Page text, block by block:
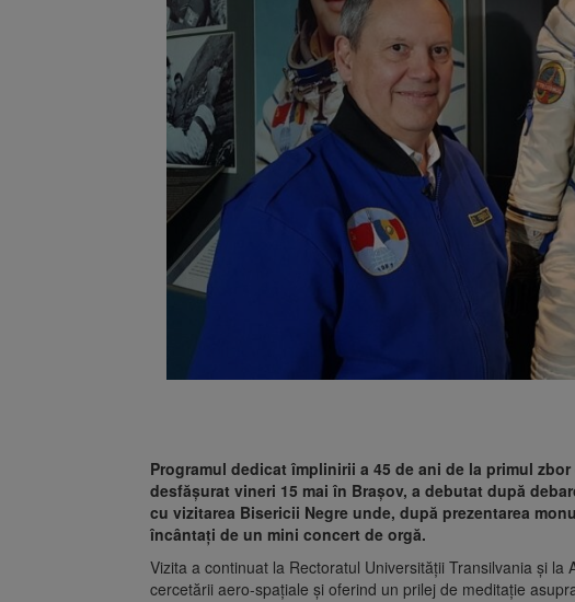
Programul dedicat împlinirii a 45 de ani de la primul
desfășurat vineri 15 mai în Brașov, a debutat după
cu vizitarea Bisericii Negre unde, după prezentarea
încântați de un mini concert de orgă.
Vizita a continuat la Rectoratul Universității Transilvania și
cercetării aero-spațiale și oferind un prilej de meditație